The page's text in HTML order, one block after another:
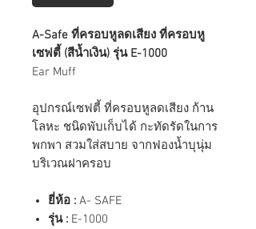
A-Safe ที่ครอบหูลดเสียง ที่ครอบหู
เซฟตี้ (สีน้ำเงิน) รุ่น E-1000
Ear Muff
อุปกรณ์เซฟตี้ ที่ครอบหูลดเสียง ก้าน
โลหะ ชนิดพับเก็บได้ กะทัดรัดในการ
พกพา สวมใส่สบาย จากฟองน้ำบุนุ่ม
บริเวณฝาครอบ
ยี่ห้อ : A- SAFE
รุ่น : E-1000